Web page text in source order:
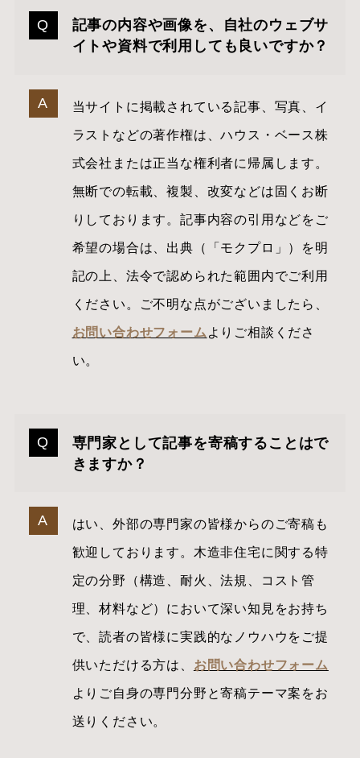
記事の内容や画像を、自社のウェブサ
イトや資料で利用しても良いですか？
当サイトに掲載されている記事、写真、イ
ラストなどの著作権は、ハウス・ベース株
式会社または正当な権利者に帰属します。
無断での転載、複製、改変などは固くお断
りしております。記事内容の引用などをご
希望の場合は、出典（「モクプロ」）を明
記の上、法令で認められた範囲内でご利用
ください。ご不明な点がございましたら、
お問い合わせフォーム よりご相談くださ
い。
専門家として記事を寄稿することはで
きますか？
はい、外部の専門家の皆様からのご寄稿も
歓迎しております。木造非住宅に関する特
定の分野（構造、耐火、法規、コスト管
理、材料など）において深い知見をお持ち
で、読者の皆様に実践的なノウハウをご提
供いただける方は、 お問い合わせフォーム
よりご自身の専門分野と寄稿テーマ案をお
送りください。